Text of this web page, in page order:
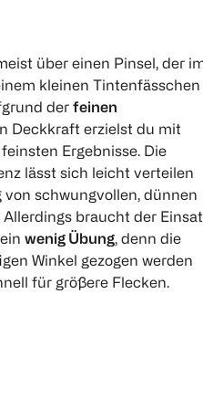
über einen Pinsel, der
kleinen Tintenfässchen
der feinen
Deckkraft erzielst du mit
Ergebnisse. Die
lässt sich leicht verteilen
schwungvollen, dünnen
braucht der
wenig Übung, denn die
Winkel gezogen werden
für größere Flecken.